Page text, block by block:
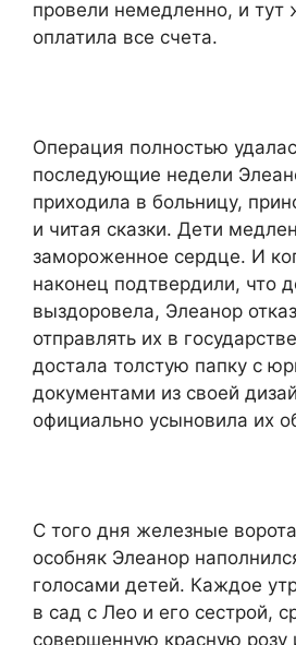
провели немедленно, и тут
оплатила все счета.
Операция полностью
последующие недели
приходила в больницу,
и читая сказки. Дети
замороженное сердце. И
наконец подтвердили, что
выздоровела, Элеанор
отправлять их в
достала толстую папку с
документами из своей
официально усыновила их
С того дня железные
особняк Элеанор
голосами детей. Каждое
в сад с Лео и его сестрой,
совершенную красную розу